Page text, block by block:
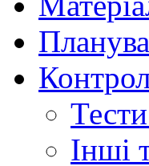
Інші